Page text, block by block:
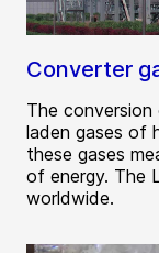
Converter
The
laden gases of
these gases
of energy. The
worldwide.